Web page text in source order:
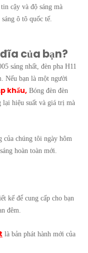
cậy và độ sáng mà
ô tô quốc tế.
của bạn?
sáng nhất, đèn pha H11
Nếu bạn là một người
khẩu, Bóng đèn đèn
lại hiệu suất và giá trị mà
của chúng tôi ngày hôm
hoàn toàn mới.
kế để cung cấp cho bạn
đêm.
là bản phát hành mới của